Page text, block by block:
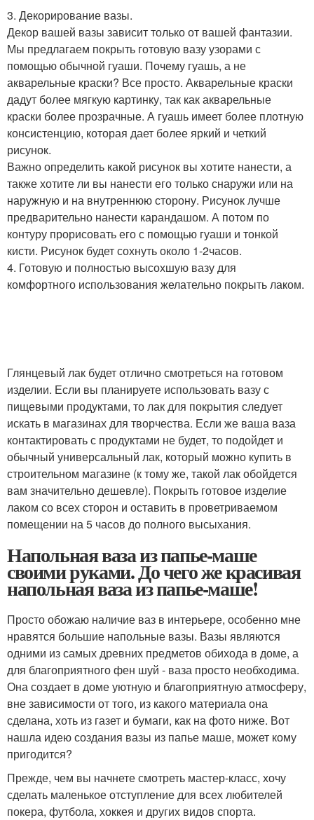
3. Декорирование вазы.
Декор вашей вазы зависит только от вашей фантазии.
Мы предлагаем покрыть готовую вазу узорами с
помощью обычной гуаши. Почему гуашь, а не
акварельные краски? Все просто. Акварельные краски
дадут более мягкую картинку, так как акварельные
краски более прозрачные. А гуашь имеет более плотную
консистенцию, которая дает более яркий и четкий
рисунок.
Важно определить какой рисунок вы хотите нанести, а
также хотите ли вы нанести его только снаружи или на
наружную и на внутреннюю сторону. Рисунок лучше
предварительно нанести карандашом. А потом по
контуру прорисовать его с помощью гуаши и тонкой
кисти. Рисунок будет сохнуть около 1-2часов.
4. Готовую и полностью высохшую вазу для
комфортного использования желательно покрыть лаком.
Глянцевый лак будет отлично смотреться на готовом
изделии. Если вы планируете использовать вазу с
пищевыми продуктами, то лак для покрытия следует
искать в магазинах для творчества. Если же ваша ваза
контактировать с продуктами не будет, то подойдет и
обычный универсальный лак, который можно купить в
строительном магазине (к тому же, такой лак обойдется
вам значительно дешевле). Покрыть готовое изделие
лаком со всех сторон и оставить в проветриваемом
помещении на 5 часов до полного высыхания.
Напольная ваза из папье-маше
своими руками. До чего же красивая
напольная ваза из папье-маше!
Просто обожаю наличие ваз в интерьере, особенно мне
нравятся большие напольные вазы. Вазы являются
одними из самых древних предметов обихода в доме, а
для благоприятного фен шуй - ваза просто необходима.
Она создает в доме уютную и благоприятную атмосферу,
вне зависимости от того, из какого материала она
сделана, хоть из газет и бумаги, как на фото ниже. Вот
нашла идею создания вазы из папье маше, может кому
пригодится?
Прежде, чем вы начнете смотреть мастер-класс, хочу
сделать маленькое отступление для всех любителей
покера, футбола, хоккея и других видов спорта.